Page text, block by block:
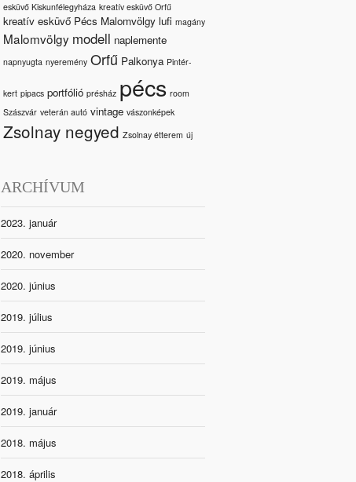
esküvő Kiskunfélegyháza kreatív esküvő Orfű
kreatív esküvő Pécs Malomvölgy lufi magány
Malomvölgy modell naplemente
napnyugta nyeremény Orfű Palkonya Pintér-
kert pipacs portfólió présház pécs room
Szászvár veterán autó vintage vászonképek
Zsolnay negyed Zsolnay étterem új
ARCHÍVUM
2023. január
2020. november
2020. június
2019. július
2019. június
2019. május
2019. január
2018. május
2018. április